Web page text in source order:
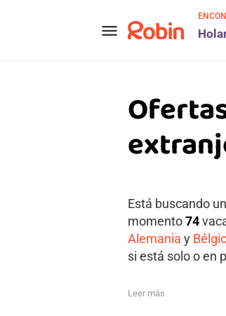
menu
Está buscando
momento74
Alemania y
si está solo o en
Leer más